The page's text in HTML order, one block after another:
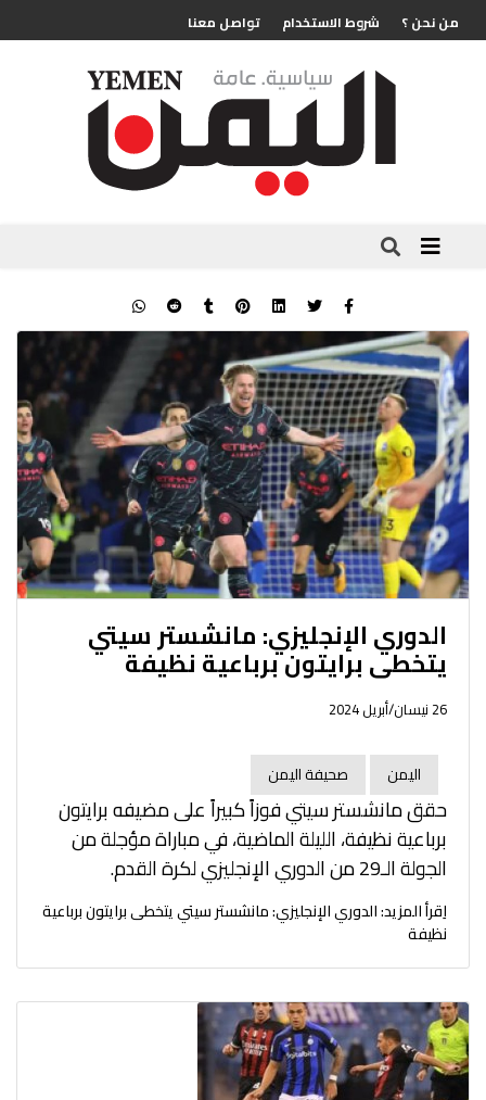
من نحن ؟ شروط الاستخدام تواصل معنا
الدوري الإنجليزي: مانشستر سيتي
يتخطى برايتون برباعية نظيفة
26 نيسان/أبريل 2024
اليمن صحيفة اليمن
حقق مانشستر سيتي فوزاً كبيراً على مضيفه برايتون
برباعية نظيفة، الليلة الماضية، في مباراة مؤجلة من
الجولة الـ29 من الدوري الإنجليزي لكرة القدم.
اِقرأ المزيد: الدوري الإنجليزي: مانشستر سيتي يتخطى برايتون برباعية
نظيفة